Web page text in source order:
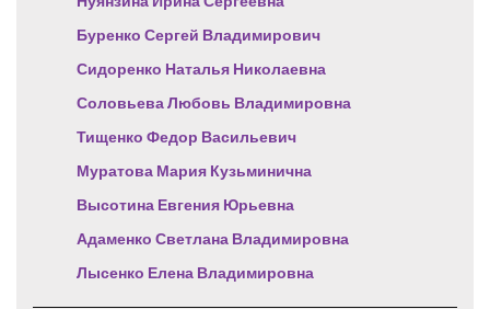
Буренко Сергей Владимирович
Сидоренко Наталья Николаевна
Соловьева Любовь Владимировна
Тищенко Федор Васильевич
Муратова Мария Кузьминична
Высотина Евгения Юрьевна
Адаменко Светлана Владимировна
Лысенко Елена Владимировна